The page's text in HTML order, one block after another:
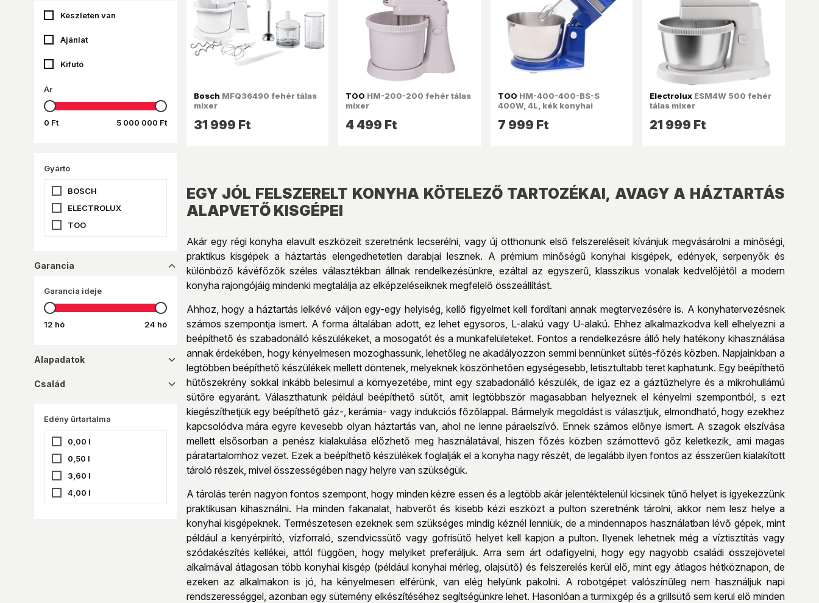
Bosch MFQ36490 fehér tálas
mixer
31 999 Ft
TOO HM-200-200 fehér tálas
mixer
4 499 Ft
TOO HM-400-400-BS-S
400W, 4L, kék konyhai
7 999 Ft
Electrolux ESM4W 500 fehér
tálas mixer
21 999 Ft
EGY JÓL FELSZERELT KONYHA KÖTELEZŐ TARTOZÉKAI, AVAGY A HÁZTARTÁS
ALAPVETŐ KISGÉPEI
Akár egy régi konyha elavult eszközeit szeretnénk lecserélni, vagy új otthonunk első felszereléseit kívánjuk megvásárolni a minőségi,
praktikus kisgépek a háztartás elengedhetetlen darabjai lesznek. A prémium minőségű konyhai kisgépek, edények, serpenyők és
különböző kávéfőzők széles választékban állnak rendelkezésünkre, ezáltal az egyszerű, klasszikus vonalak kedvelőjétől a modern
konyha rajongójáig mindenki megtalálja az elképzeléseiknek megfelelő összeállítást.
Ahhoz, hogy a háztartás lelkévé váljon egy-egy helyiség, kellő figyelmet kell fordítani annak megtervezésére is. A konyhatervezésnek
számos szempontja ismert. A forma általában adott, ez lehet egysoros, L-alakú vagy U-alakú. Ehhez alkalmazkodva kell elhelyezni a
beépíthető és szabadonálló készülékeket, a mosogatót és a munkafelületeket. Fontos a rendelkezésre álló hely hatékony kihasználása
annak érdekében, hogy kényelmesen mozoghassunk, lehetőleg ne akadályozzon semmi bennünket sütés-főzés közben. Napjainkban a
legtöbben beépíthető készülékek mellett döntenek, melyeknek köszönhetően egységesebb, letisztultabb teret kaphatunk. Egy beépíthető
hűtőszekrény sokkal inkább belesimul a környezetébe, mint egy szabadonálló készülék, de igaz ez a gáztűzhelyre és a mikrohullámú
sütőre egyaránt. Választhatunk például beépíthető sütőt, amit legtöbbször magasabban helyeznek el kényelmi szempontból, s ezt
kiegészíthetjük egy beépíthető gáz-, kerámia- vagy indukciós főzőlappal. Bármelyik megoldást is választjuk, elmondható, hogy ezekhez
kapcsolódva mára egyre kevesebb olyan háztartás van, ahol ne lenne páraelszívó. Ennek számos előnye ismert. A szagok elszívása
mellett elsősorban a penész kialakulása előzhető meg használatával, hiszen főzés közben számottevő gőz keletkezik, ami magas
páratartalomhoz vezet. Ezek a beépíthető készülékek foglalják el a konyha nagy részét, de legalább ilyen fontos az ésszerűen kialakított
tároló részek, mivel összességében nagy helyre van szükségük.
A tárolás terén nagyon fontos szempont, hogy minden kézre essen és a legtöbb akár jelentéktelenül kicsinek tűnő helyet is igyekezzünk
praktikusan kihasználni. Ha minden fakanalat, habverőt és kisebb kézi eszközt a pulton szeretnénk tárolni, akkor nem lesz helye a
konyhai kisgépeknek. Természetesen ezeknek sem szükséges mindig kéznél lenniük, de a mindennapos használatban lévő gépek, mint
például a kenyérpirító, vízforraló, szendvicssütő vagy gofrisütő helyet kell kapjon a pulton. Ilyenek lehetnek még a víztisztítás vagy
szódakészítés kellékei, attól függően, hogy melyiket preferáljuk. Arra sem árt odafigyelni, hogy egy nagyobb családi összejövetel
alkalmával átlagosan több konyhai kisgép (például konyhai mérleg, olajsütő) és felszerelés kerül elő, mint egy átlagos hétköznapon, de
ezeken az alkalmakon is jó, ha kényelmesen elférünk, van elég helyünk pakolni. A robotgépet valószínűleg nem használjuk napi
rendszerességgel, azonban egy sütemény elkészítéséhez segítségünkre lehet. Hasonlóan a turmixgép és a grillsütő sem kerül elő minden
Készleten van
Ajánlat
Kifutó
Ár
0 Ft 5 000 000 Ft
Gyártó
BOSCH
ELECTROLUX
TOO
Garancia dropup_16
Garancia ideje
12 hó 24 hó
Alapadatok dropdown_16
Család dropdown_16
Edény űrtartalma
0,00 l
0,50 l
3,60 l
4,00 l